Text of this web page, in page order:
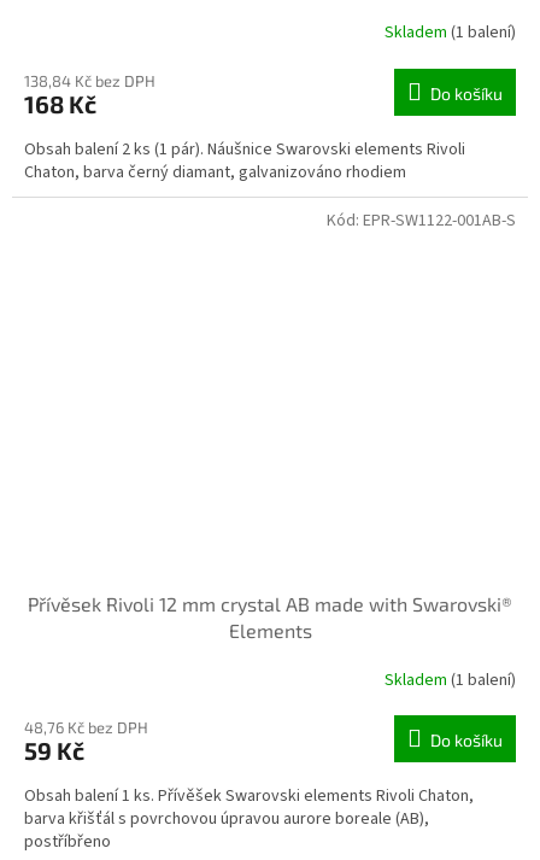
Skladem (1 balení)
138,84 Kč bez DPH
168 Kč Do košíku
Obsah balení 2 ks (1 pár). Náušnice Swarovski elements Rivoli
Chaton, barva černý diamant, galvanizováno rhodiem
Přívěsek Rivoli 12 mm crystal AB made with Swarovski®
Elements
Skladem (1 balení)
48,76 Kč bez DPH
59 Kč Do košíku
Obsah balení 1 ks. Přívěšek Swarovski elements Rivoli Chaton,
barva křišťál s povrchovou úpravou aurore boreale (AB),
postříbřeno
Kód: EPR-SW1122-001AB-S